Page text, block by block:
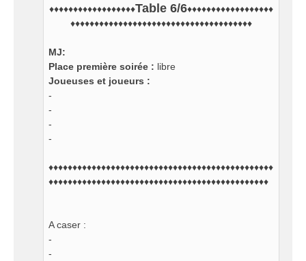
♦♦♦♦♦♦♦♦♦♦♦♦♦♦♦♦♦♦Table 6/6♦♦♦♦♦♦♦♦♦♦♦♦♦♦♦♦♦♦
♦♦♦♦♦♦♦♦♦♦♦♦♦♦♦♦♦♦♦♦♦♦♦♦♦♦♦♦♦♦♦♦♦♦♦♦♦♦
MJ:
Place première soirée : libre
Joueuses et joueurs :
-
-
-
-
♦♦♦♦♦♦♦♦♦♦♦♦♦♦♦♦♦♦♦♦♦♦♦♦♦♦♦♦♦♦♦♦♦♦♦♦♦♦♦♦♦♦♦♦♦♦♦
♦♦♦♦♦♦♦♦♦♦♦♦♦♦♦♦♦♦♦♦♦♦♦♦♦♦♦♦♦♦♦♦♦♦♦♦♦♦♦♦♦♦♦♦♦♦
A caser :
-
-